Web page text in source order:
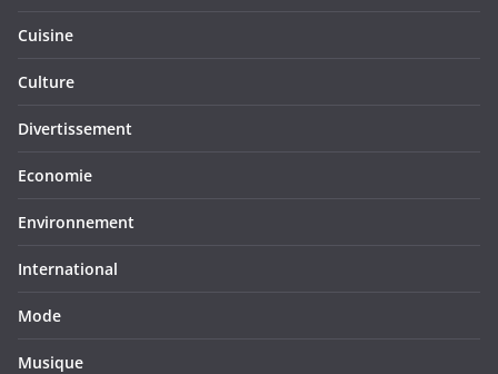
Cuisine
Culture
Divertissement
Economie
Environnement
International
Mode
Musique